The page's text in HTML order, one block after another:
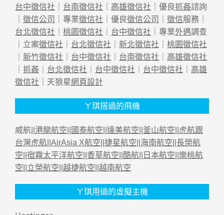
台中徵信社 ｜ 台南徵信社 ｜ 高雄徵信社 ｜優良抓姦諮詢
｜ 徵信公司 ｜專業徵信社 ｜優良徵信公司 ｜ 徵信服務｜
台北徵信社 ｜ 桃園徵信社 ｜ 台中徵信社 ｜專業外遇調查
｜立案徵信社 ｜ 台北徵信社 ｜ 新北徵信社 ｜ 桃園徵信社
｜ 新竹徵信社 ｜ 台中徵信社 ｜ 台南徵信社 ｜ 高雄徵信社
｜ 抓姦 ｜ 台北徵信社 ｜ 台中徵信社 ｜ 台中徵信社 ｜ 高雄
徵信社 ｜天狼星網頁設計
ㄚ琪搭過的飛機
威航|| 港龍航空 國泰航空 達美航空 釜山航空
虎航跟
台灣虎航 AirAsia X航空 捷星航空 海南航空 長榮航
空 宿霧太平洋航空 香草航空 酷航 日本航空 樂桃航
空 立榮航空 越捷航空 越南航空
ㄚ琪用過的虛擬主機